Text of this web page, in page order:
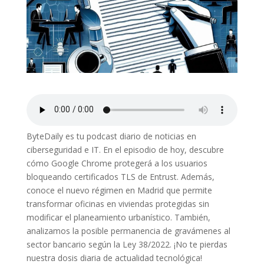
ByteDaily es tu podcast diario de noticias en
ciberseguridad e IT. En el episodio de hoy, descubre
cómo Google Chrome protegerá a los usuarios
bloqueando certificados TLS de Entrust. Además,
conoce el nuevo régimen en Madrid que permite
transformar oficinas en viviendas protegidas sin
modificar el planeamiento urbanístico. También,
analizamos la posible permanencia de gravámenes al
sector bancario según la Ley 38/2022. ¡No te pierdas
nuestra dosis diaria de actualidad tecnológica!